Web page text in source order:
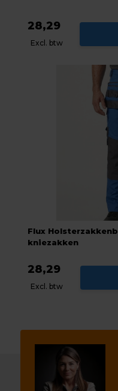
28,29
Excl. btw
Flux
kniezakken
28,29
Excl. btw